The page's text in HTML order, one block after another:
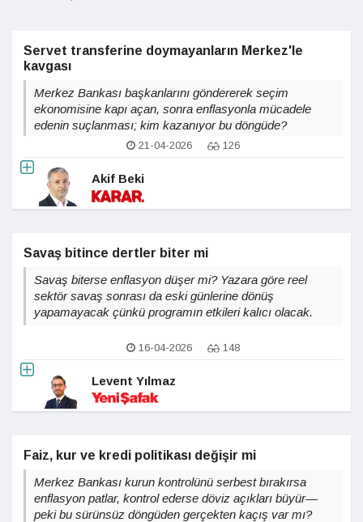
Servet transferine doymayanların Merkez'le
kavgası
Merkez Bankası başkanlarını göndererek seçim
ekonomisine kapı açan, sonra enflasyonla mücadele
edenin suçlanması; kim kazanıyor bu döngüde?
21-04-2026 126
Akif Beki
Savaş bitince dertler biter mi
Savaş biterse enflasyon düşer mi? Yazara göre reel
sektör savaş sonrası da eski günlerine dönüş
yapamayacak çünkü programın etkileri kalıcı olacak.
16-04-2026 148
Levent Yılmaz
Faiz, kur ve kredi politikası değişir mi
Merkez Bankası kurun kontrolünü serbest bırakırsa
enflasyon patlar, kontrol ederse döviz açıkları büyür—
peki bu sürünsüz döngüden gerçekten kaçış var mı?